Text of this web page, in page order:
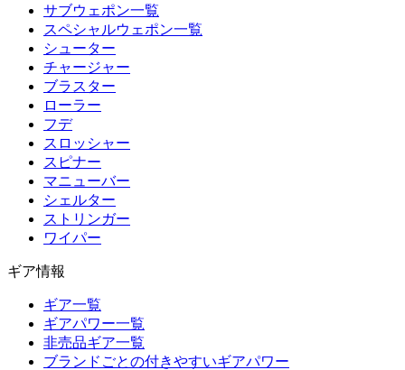
サブウェポン一覧
スペシャルウェポン一覧
シューター
チャージャー
ブラスター
ローラー
フデ
スロッシャー
スピナー
マニューバー
シェルター
ストリンガー
ワイパー
ギア情報
ギア一覧
ギアパワー一覧
非売品ギア一覧
ブランドごとの付きやすいギアパワー